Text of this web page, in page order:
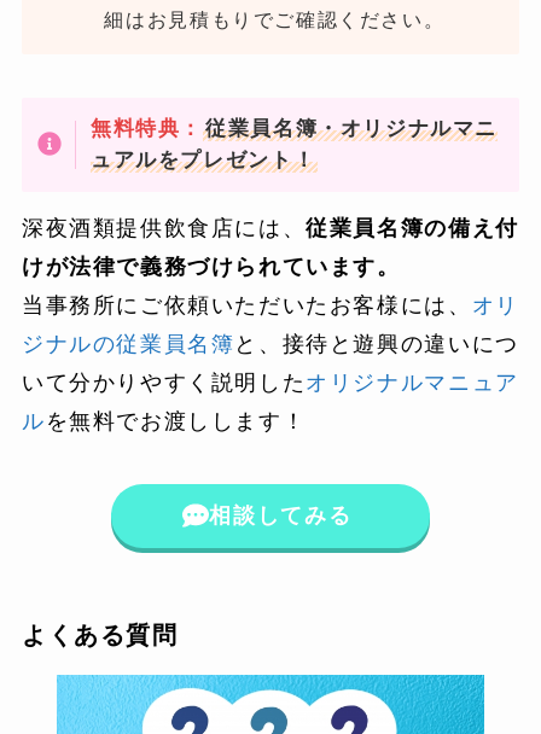
細はお見積もりでご確認ください。
無料特典：従業員名簿・オリジナルマニ
ュアルをプレゼント！
深夜酒類提供飲食店には、従業員名簿の備え付
けが法律で義務づけられています。
当事務所にご依頼いただいたお客様には、 オリ
ジナルの従業員名簿 と、接待と遊興の違いにつ
いて分かりやすく説明した オリジナルマニュア
ル を無料でお渡しします！
相談してみる
よくある質問